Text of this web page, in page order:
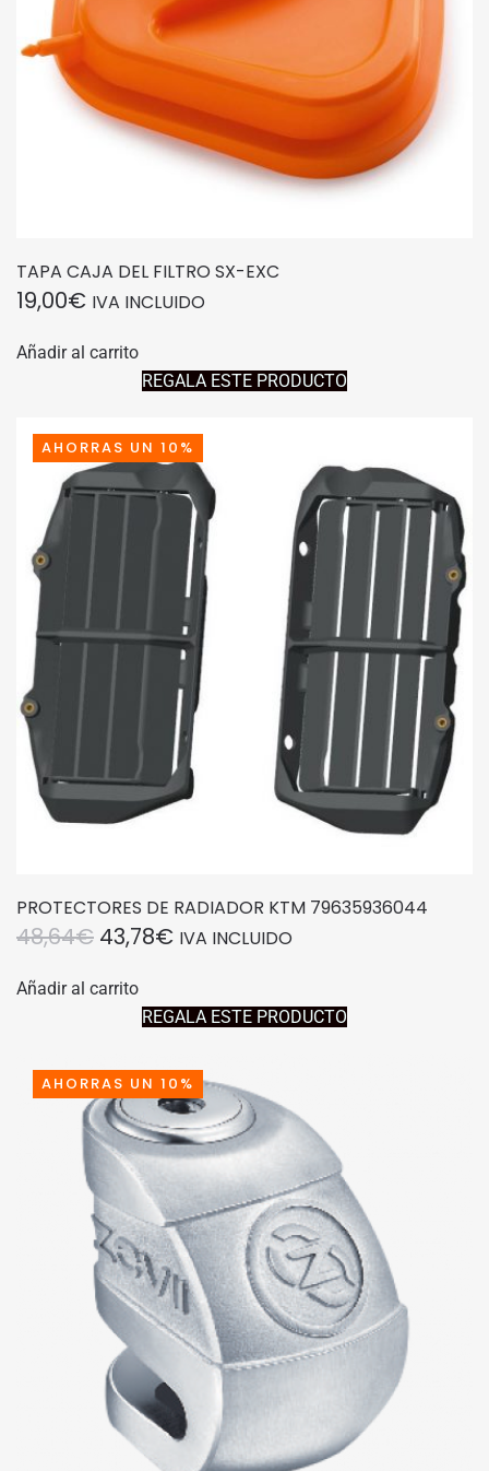
TAPA CAJA DEL FILTRO SX-EXC
19,00€ IVA INCLUIDO
Añadir al carrito
REGALA ESTE PRODUCTO
AHORRAS UN 10%
PROTECTORES DE RADIADOR KTM 79635936044
48,64€ EL
ORIGINAL
48,64€.
43,78€EL
ACTUAL
ES:
43,78€.
IVA INCLUIDO
Añadir al carrito
REGALA ESTE PRODUCTO
AHORRAS UN 10%